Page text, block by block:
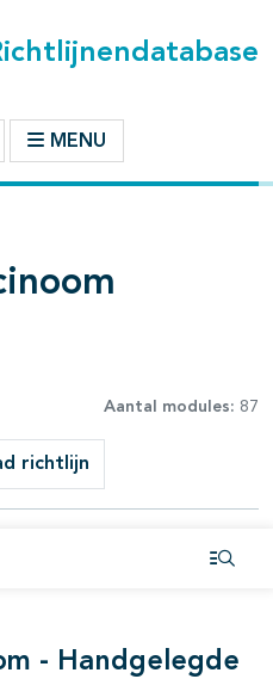
MENU
Aantal modules: 87
richtlijn
- Handgelegde